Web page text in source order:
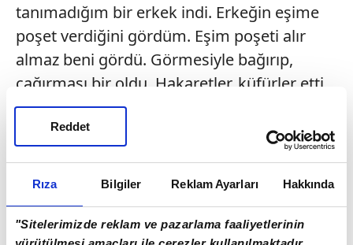
Rıza Bilgiler Reklam Ayarları Hakkında
"Sitelerimizde reklam ve pazarlama faaliyetlerinin
Reddet
tanımadığım bir erkek indi. Erkeğin eşime
poşet verdiğini gördüm. Eşim poşeti alır
almaz beni gördü. Görmesiyle bağırıp,
çağırması bir oldu. Hakaretler, küfürler etti.
'Bebeği aldırdım, zaten senden değildi'
demesiyle, gözüm döndü, ateş ettim. Kaç el
ateş ettiğimi hatırlamıyorum. Sonra olay
yerinden uzaklaştım. Keşke olmasaydı"
dedi.
DÜŞMANLARIM YÜZÜNDEN SİLAH